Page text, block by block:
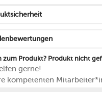
zum Produkt? Produkt nicht
gerne!
kompetenten